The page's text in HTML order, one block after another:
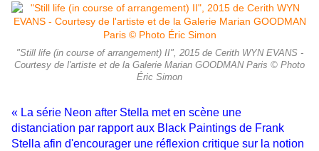
"Still life (in course of arrangement) II", 2015 de Cerith WYN EVANS -
Courtesy de l'artiste et de la Galerie Marian GOODMAN Paris © Photo
Éric Simon
« La série Neon after Stella met en scène une
distanciation par rapport aux Black Paintings de Frank
Stella afin d'encourager une réflexion critique sur la notion